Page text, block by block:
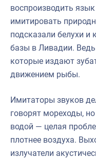
воспроизводить
имитировать
подсказали белухи и
базы в Ливадии. Ведь
которые издают
движением рыбы.
Имитаторы звуков
говорят мореходы,
водой — целая
плотнее воздуха.
излучатели